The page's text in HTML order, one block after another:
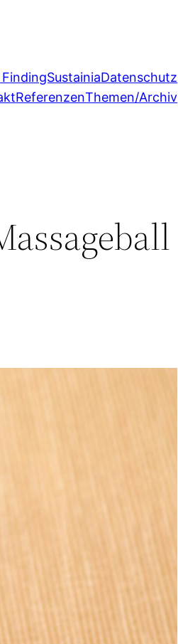
Datenschutz
ReferenzenThemen/Archiv